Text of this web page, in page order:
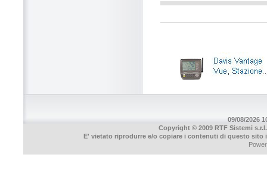
09/08/2026
Copyright © 2009 RTF Sistemi
E' vietato riprodurre e/o copiare i contenuti di questo